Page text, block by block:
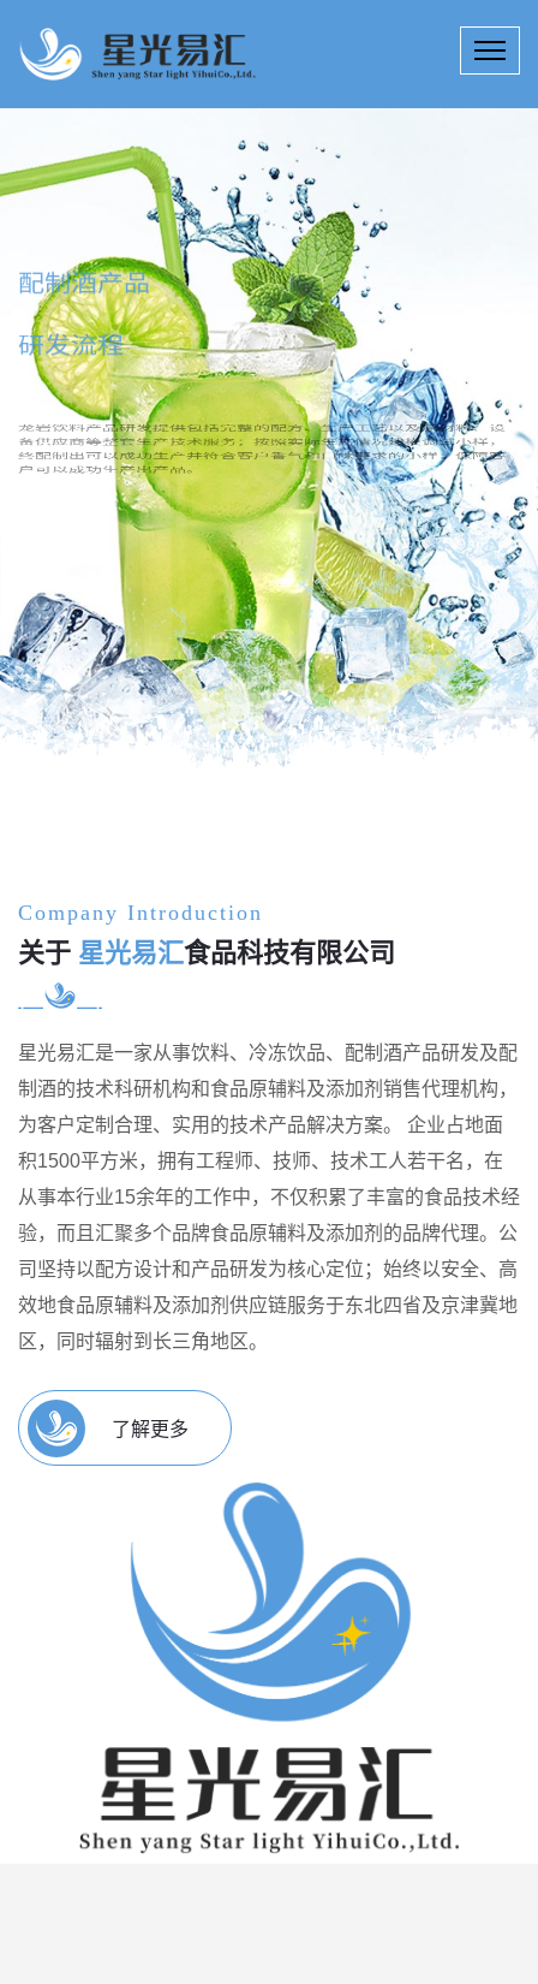
配制酒产品
研发流程
龙岩饮料产品研发提供包括完整的配方、生产工艺以及原材料、设
备供应商等整套生产技术服务；按照实际生产情况建模调试小样，
终配制出可以成功生产并符合客户香气和口味要求的小样，保障客
户可以成功生产出产品。
饮料解决方案
Company Introduction
关于 星光易汇食品科技有限公司
星光易汇是一家从事饮料、冷冻饮品、配制酒产品研发及配
制酒的技术科研机构和食品原辅料及添加剂销售代理机构，
为客户定制合理、实用的技术产品解决方案。 企业占地面
积1500平方米，拥有工程师、技师、技术工人若干名，在
从事本行业15余年的工作中，不仅积累了丰富的食品技术经
验，而且汇聚多个品牌食品原辅料及添加剂的品牌代理。公
司坚持以配方设计和产品研发为核心定位；始终以安全、高
效地食品原辅料及添加剂供应链服务于东北四省及京津冀地
区，同时辐射到长三角地区。
了解更多